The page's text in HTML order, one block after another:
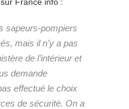
sapeurs-pompiers
mais il n’y a pas
de l’intérieur et
demande
effectué le choix
de sécurité. On a